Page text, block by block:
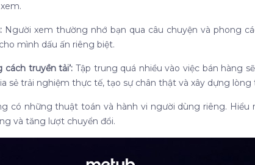
Người xem thường nhớ bạn qua câu chuyện và phong
mình dấu ấn riêng biệt.
truyền tải’: Tập trung quá nhiều vào việc bán hàng
sẻ trải nghiệm thực tế, tạo sự chân thật và xây dựng
có những thuật toán và hành vi người dùng riêng. Hiểu
và tăng lượt chuyển đổi.